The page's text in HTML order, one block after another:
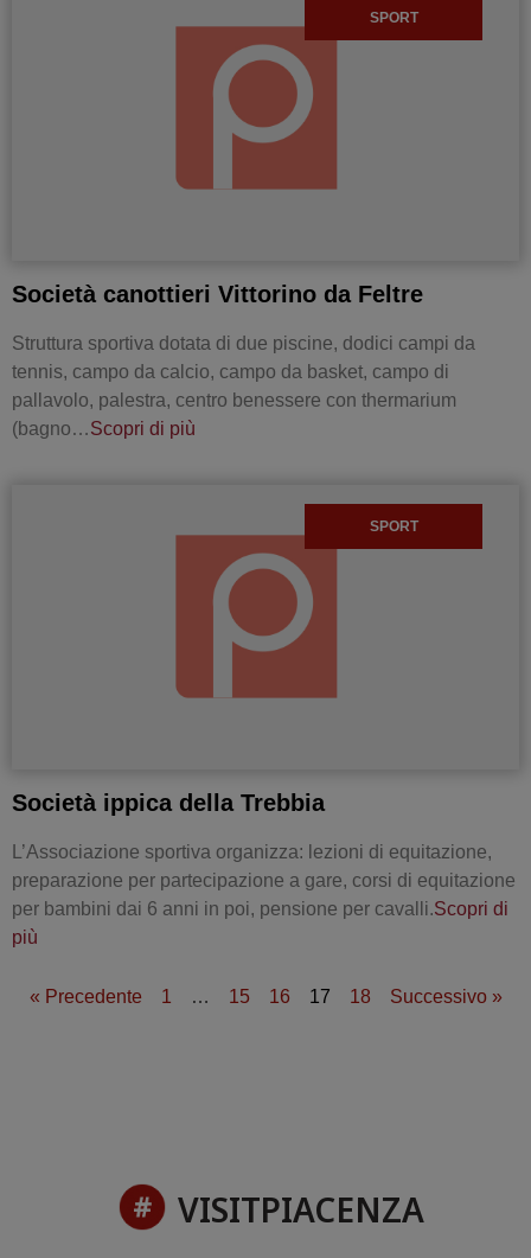
SPORT
Società canottieri Vittorino da Feltre
Struttura sportiva dotata di due piscine, dodici campi da
tennis, campo da calcio, campo da basket, campo di
pallavolo, palestra, centro benessere con thermarium
(bagno…Scopri di più
SPORT
Società ippica della Trebbia
L’Associazione sportiva organizza: lezioni di equitazione,
preparazione per partecipazione a gare, corsi di equitazione
per bambini dai 6 anni in poi, pensione per cavalli.Scopri di
più
« Precedente 1 … 15 16 17 18 Successivo »
VISITPIACENZA